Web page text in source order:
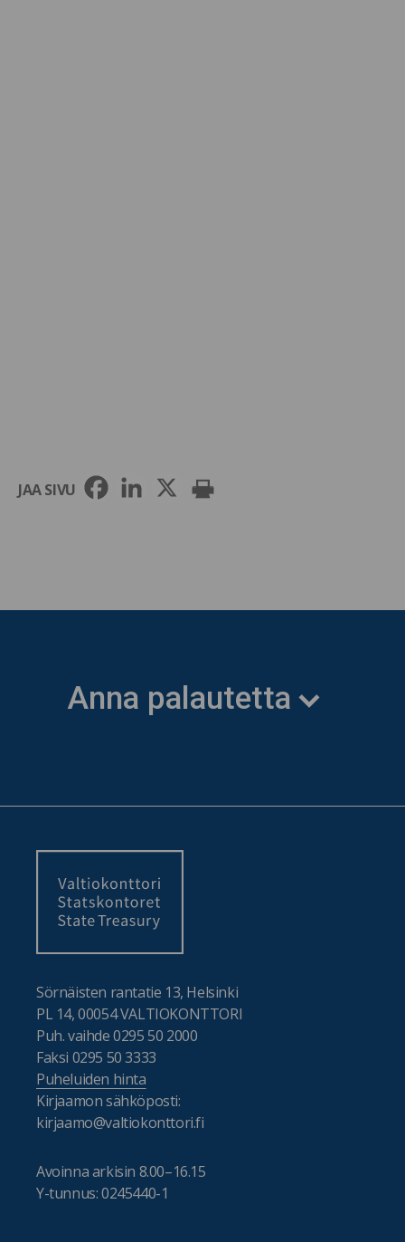
JAA SIVU
Anna palautetta
Sörnäisten rantatie 13, Helsinki
PL 14, 00054 VALTIOKONTTORI
Puh. vaihde 0295 50 2000
Faksi 0295 50 3333
Puheluiden hinta
Kirjaamon sähköposti:
kirjaamo@valtiokonttori.fi
Avoinna arkisin 8.00–16.15
Y-tunnus: 0245440-1